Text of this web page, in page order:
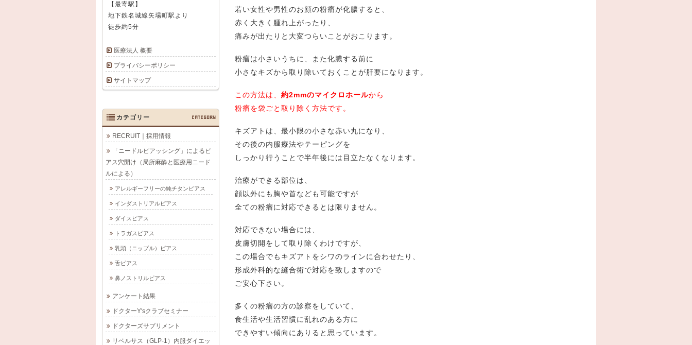
若い女性や男性のお顔の粉瘤が化膿すると、
赤く大きく腫れ上がったり、
痛みが出たりと大変つらいことがおこります。
粉瘤は小さいうちに、また化膿する前に
小さなキズから取り除いておくことが肝要になります。
この方法は、 約2mmのマイクロホールから
粉瘤を袋ごと取り除く方法です。
キズアトは、最小限の小さな赤い丸になり、
その後の内服療法やテーピングを
しっかり行うことで半年後には目立たなくなります。
治療ができる部位は、
顔以外にも胸や首なども可能ですが
全ての粉瘤に対応できるとは限りません。
対応できない場合には、
皮膚切開をして取り除くわけですが、
この場合でもキズアトをシワのラインに合わせたり、
形成外科的な縫合術で対応を致しますので
ご安心下さい。
多くの粉瘤の方の診察をしていて、
食生活や生活習慣に乱れのある方に
できやすい傾向にありると思っています。
【最寄駅】
地下鉄名城線矢場町駅より
徒歩約5分
医療法人 概要
プライバシーポリシー
サイトマップ
カテゴリー CATEGORY
RECRUIT｜採用情報
「ニードルピアッシング」によるピ
アス穴開け（局所麻酔と医療用ニード
ルによる）
アレルギーフリーの純チタンピアス
インダストリアルピアス
ダイスピアス
トラガスピアス
乳頭（ニップル）ピアス
舌ピアス
鼻ノストリルピアス
アンケート結果
ドクターY'sクラブセミナー
ドクターズサプリメント
リベルサス（GLP-1）内服ダイエッ